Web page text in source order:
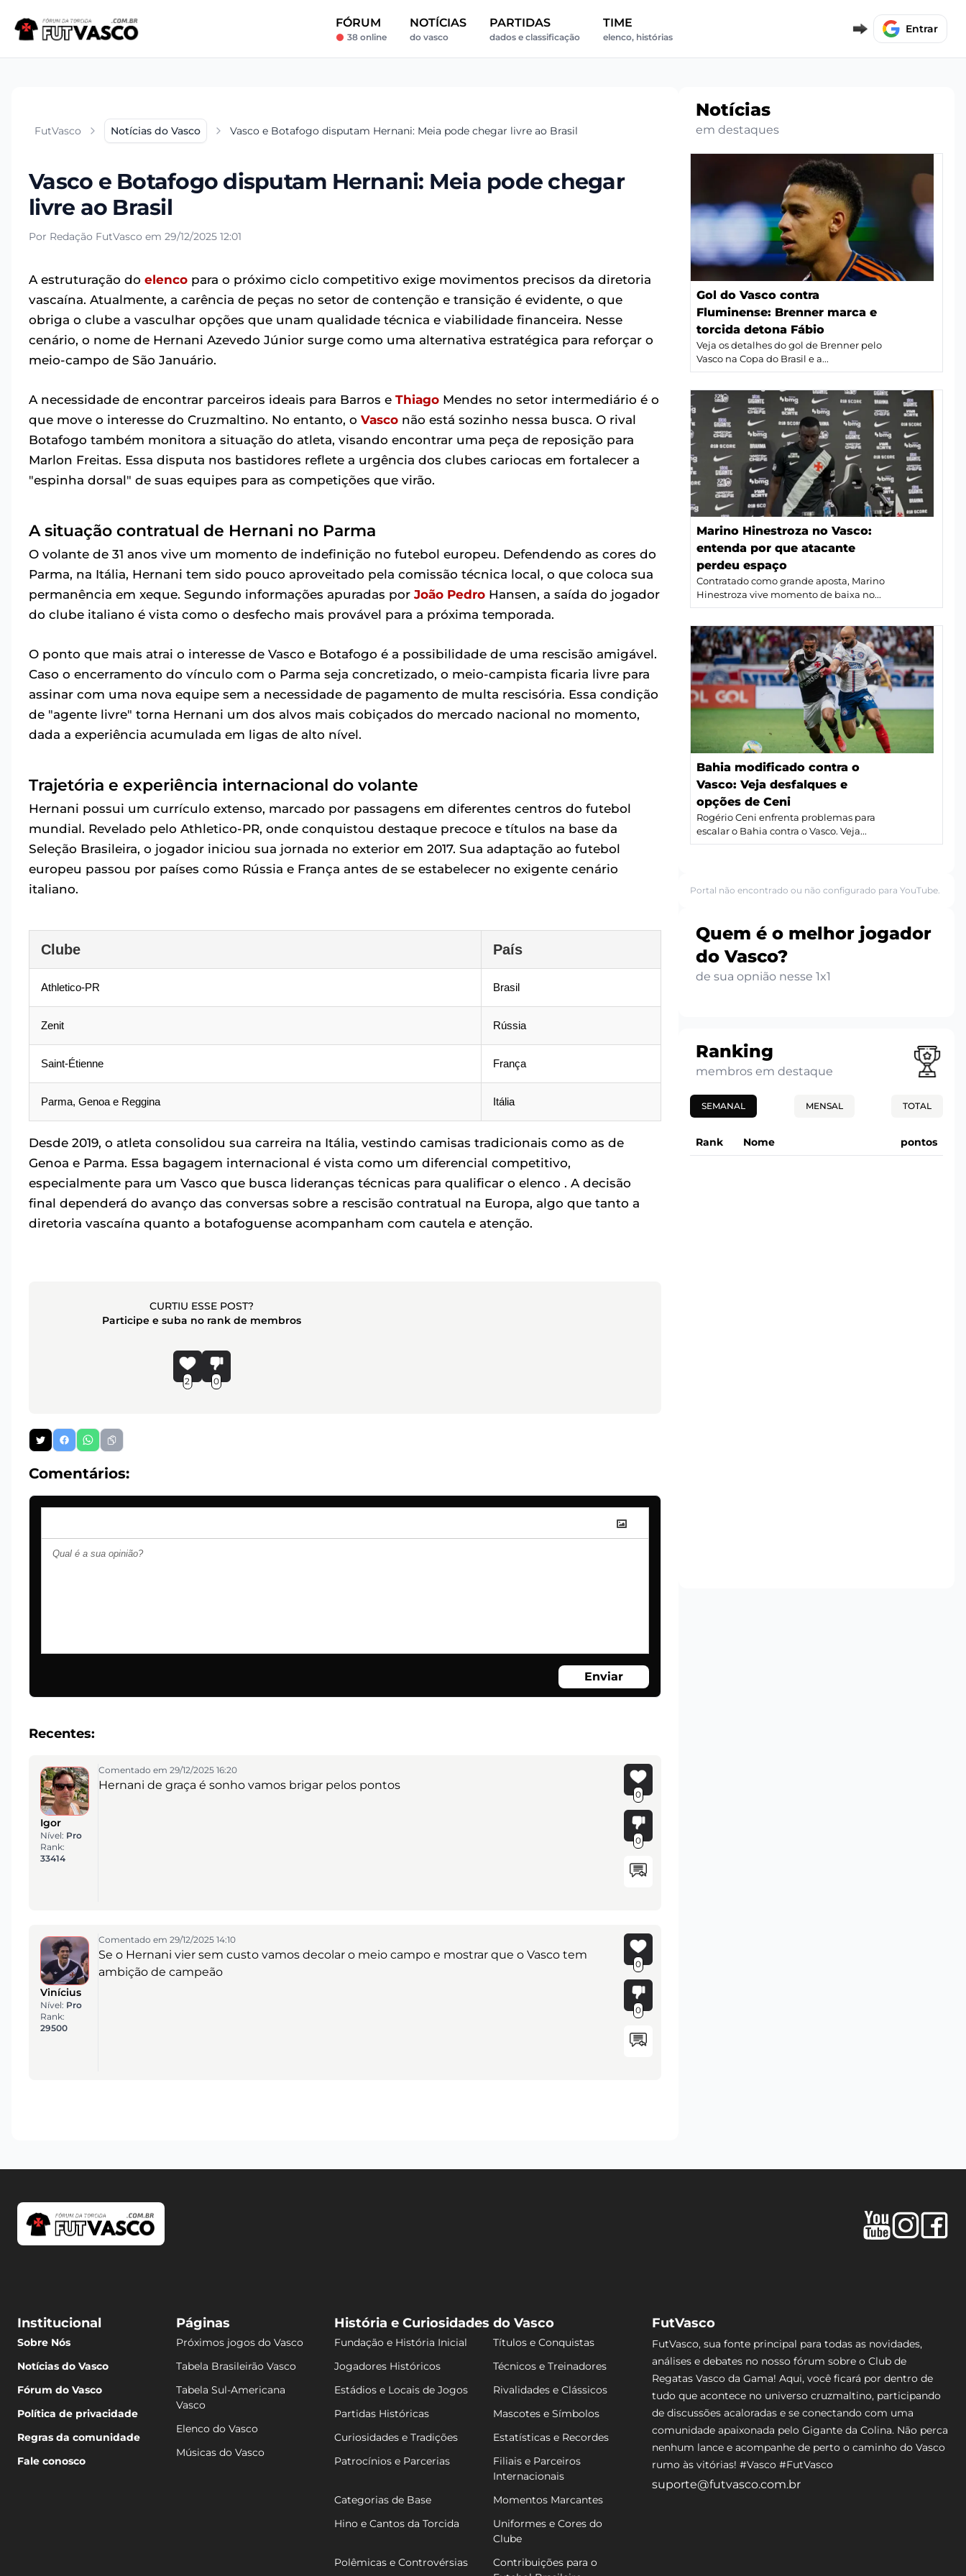
FÓRUM
38 online
NOTÍCIAS
do vasco
PARTIDAS
dados e classificação
TIME
elenco, histórias
Entrar
FutVasco Notícias do Vasco Vasco e Botafogo disputam Hernani: Meia pode chegar livre ao Brasil
Vasco e Botafogo disputam Hernani: Meia pode chegar
livre ao Brasil
Por Redação FutVasco em 29/12/2025 12:01
A estruturação do elenco para o próximo ciclo competitivo exige movimentos precisos da diretoria
vascaína. Atualmente, a carência de peças no setor de contenção e transição é evidente, o que
obriga o clube a vasculhar opções que unam qualidade técnica e viabilidade financeira. Nesse
cenário, o nome de Hernani Azevedo Júnior surge como uma alternativa estratégica para reforçar o
meio-campo de São Januário.
A necessidade de encontrar parceiros ideais para Barros e Thiago Mendes no setor intermediário é o
que move o interesse do Cruzmaltino. No entanto, o Vasco não está sozinho nessa busca. O rival
Botafogo também monitora a situação do atleta, visando encontrar uma peça de reposição para
Marlon Freitas. Essa disputa nos bastidores reflete a urgência dos clubes cariocas em fortalecer a
"espinha dorsal" de suas equipes para as competições que virão.
A situação contratual de Hernani no Parma
O volante de 31 anos vive um momento de indefinição no futebol europeu. Defendendo as cores do
Parma, na Itália, Hernani tem sido pouco aproveitado pela comissão técnica local, o que coloca sua
permanência em xeque. Segundo informações apuradas por João Pedro Hansen, a saída do jogador
do clube italiano é vista como o desfecho mais provável para a próxima temporada.
O ponto que mais atrai o interesse de Vasco e Botafogo é a possibilidade de uma rescisão amigável.
Caso o encerramento do vínculo com o Parma seja concretizado, o meio-campista ficaria livre para
assinar com uma nova equipe sem a necessidade de pagamento de multa rescisória. Essa condição
de "agente livre" torna Hernani um dos alvos mais cobiçados do mercado nacional no momento,
dada a experiência acumulada em ligas de alto nível.
Trajetória e experiência internacional do volante
Hernani possui um currículo extenso, marcado por passagens em diferentes centros do futebol
mundial. Revelado pelo Athletico-PR, onde conquistou destaque precoce e títulos na base da
Seleção Brasileira, o jogador iniciou sua jornada no exterior em 2017. Sua adaptação ao futebol
europeu passou por países como Rússia e França antes de se estabelecer no exigente cenário
italiano.
Clube País
Athletico-PR Brasil
Zenit Rússia
Saint-Étienne França
Parma, Genoa e Reggina Itália
Desde 2019, o atleta consolidou sua carreira na Itália, vestindo camisas tradicionais como as de
Genoa e Parma. Essa bagagem internacional é vista como um diferencial competitivo,
especialmente para um Vasco que busca lideranças técnicas para qualificar o elenco . A decisão
final dependerá do avanço das conversas sobre a rescisão contratual na Europa, algo que tanto a
diretoria vascaína quanto a botafoguense acompanham com cautela e atenção.
CURTIU ESSE POST?
Participe e suba no rank de membros
2 0
Comentários:
Enviar
Recentes:
Igor
Nível: Pro
Rank:
33414
Comentado em 29/12/2025 16:20
Hernani de graça é sonho vamos brigar pelos pontos
0
0
Vinícius
Nível: Pro
Rank:
29500
Comentado em 29/12/2025 14:10
Se o Hernani vier sem custo vamos decolar o meio campo e mostrar que o Vasco tem
ambição de campeão
0
0
Notícias
em destaques
Gol do Vasco contra
Fluminense: Brenner marca e
torcida detona Fábio
Veja os detalhes do gol de Brenner pelo
Vasco na Copa do Brasil e a...
Marino Hinestroza no Vasco:
entenda por que atacante
perdeu espaço
Contratado como grande aposta, Marino
Hinestroza vive momento de baixa no...
Bahia modificado contra o
Vasco: Veja desfalques e
opções de Ceni
Rogério Ceni enfrenta problemas para
escalar o Bahia contra o Vasco. Veja...
Portal não encontrado ou não configurado para YouTube.
Quem é o melhor jogador
do Vasco?
de sua opnião nesse 1x1
Ranking
membros em destaque
SEMANAL MENSAL TOTAL
Rank Nome pontos
Institucional
Sobre Nós
Notícias do Vasco
Fórum do Vasco
Política de privacidade
Regras da comunidade
Fale conosco
Páginas
Próximos jogos do Vasco
Tabela Brasileirão Vasco
Tabela Sul-Americana
Vasco
Elenco do Vasco
Músicas do Vasco
História e Curiosidades do Vasco
Fundação e História Inicial
Títulos e Conquistas
Jogadores Históricos
Técnicos e Treinadores
Estádios e Locais de Jogos
Rivalidades e Clássicos
Partidas Históricas
Mascotes e Símbolos
Curiosidades e Tradições
Estatísticas e Recordes
Patrocínios e Parcerias
Filiais e Parceiros
Internacionais
Categorias de Base
Momentos Marcantes
Hino e Cantos da Torcida
Uniformes e Cores do
Clube
Polêmicas e Controvérsias
Contribuições para o
FutVasco
FutVasco, sua fonte principal para todas as novidades,
análises e debates no nosso fórum sobre o Club de
Regatas Vasco da Gama! Aqui, você ficará por dentro de
tudo que acontece no universo cruzmaltino, participando
de discussões acaloradas e se conectando com uma
comunidade apaixonada pelo Gigante da Colina. Não perca
nenhum lance e acompanhe de perto o caminho do Vasco
rumo às vitórias! #Vasco #FutVasco
suporte@futvasco.com.br